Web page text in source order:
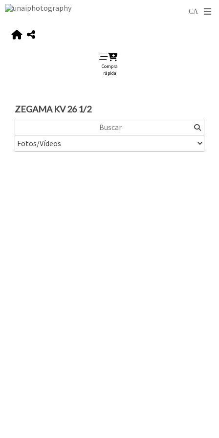
Compra
ràpida
ZEGAMA KV 26 1/2